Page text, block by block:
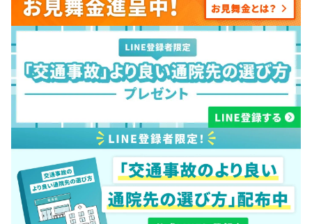
株式会社ヤックル 顧問医師
https://sera-clinic.com/